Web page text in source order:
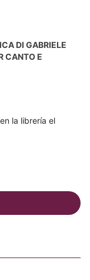
DI GABRIELE
CANTO E
la librería el